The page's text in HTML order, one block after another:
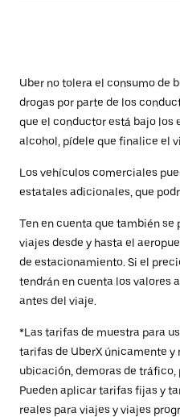
Uber no tolera el consumo de
drogas por parte de los
que el conductor está bajo los
alcohol, pídele que finalice el
Los vehículos comerciales
estatales adicionales, que
Ten en cuenta que también se
viajes desde y hasta el
de estacionamiento. Si el
tendrán en cuenta los valores
antes del viaje.
*Las tarifas de muestra para
tarifas de UberX únicamente
ubicación, demoras de
Pueden aplicar tarifas fijas y
reales para viajes y viajes